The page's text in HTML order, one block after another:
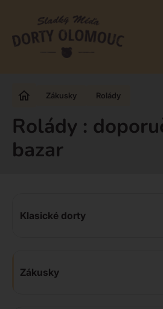
Dorty
dorty
poctivá
cukrárna
Zákusky Rolády
Rolády :
bazar
Klasické dorty
Zákusky